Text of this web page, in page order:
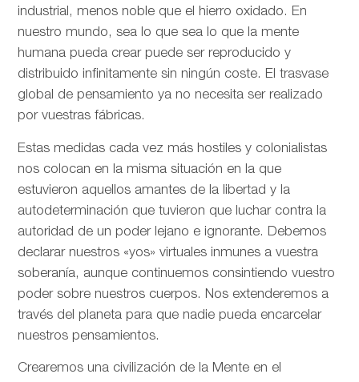
industrial, menos noble que el hierro oxidado. En
nuestro mundo, sea lo que sea lo que la mente
humana pueda crear puede ser reproducido y
distribuido infinitamente sin ningún coste. El trasvase
global de pensamiento ya no necesita ser realizado
por vuestras fábricas.
Estas medidas cada vez más hostiles y colonialistas
nos colocan en la misma situación en la que
estuvieron aquellos amantes de la libertad y la
autodeterminación que tuvieron que luchar contra la
autoridad de un poder lejano e ignorante. Debemos
declarar nuestros «yos» virtuales inmunes a vuestra
soberanía, aunque continuemos consintiendo vuestro
poder sobre nuestros cuerpos. Nos extenderemos a
través del planeta para que nadie pueda encarcelar
nuestros pensamientos.
Crearemos una civilización de la Mente en el